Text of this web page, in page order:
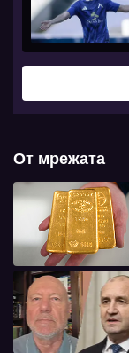
От мрежата